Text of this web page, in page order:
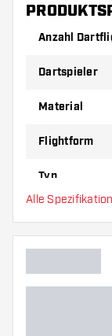
Probieren
um
zu Ihnen
Anzahl
Dartspieler
Material
Flightform
Typ
Hauptfarbe
Alle